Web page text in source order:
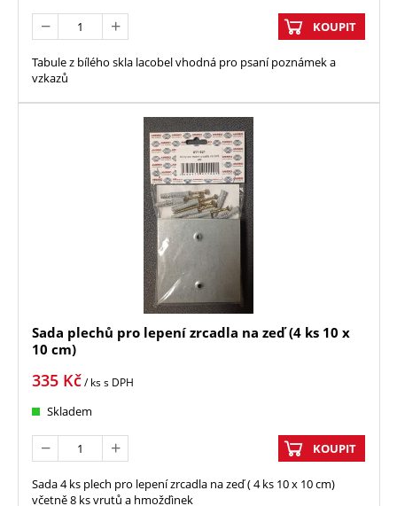
KOUPIT
Tabule z bílého skla lacobel vhodná pro psaní poznámek a
vzkazů
Sada plechů pro lepení zrcadla na zeď (4 ks 10 x
10 cm)
335 Kč/ kss DPH
Skladem
KOUPIT
Sada 4 ks plech pro lepení zrcadla na zeď ( 4 ks 10 x 10 cm)
včetně 8 ks vrutů a hmožďinek